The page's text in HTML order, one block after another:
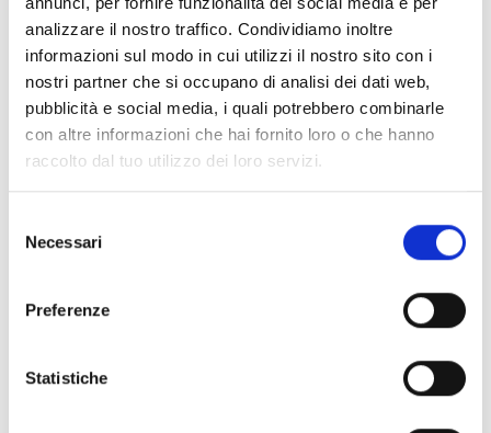
analizzare il nostro traffico. Condividiamo inoltre
informazioni sul modo in cui utilizzi il nostro sito con i
nostri partner che si occupano di analisi dei dati web,
pubblicità e social media, i quali potrebbero combinarle
con altre informazioni che hai fornito loro o che hanno
raccolto dal tuo utilizzo dei loro servizi.
delNecessari
Preferenze
Statistiche
Registrazione:necessaria entro le ore 12.00 del
giorno precedente
Luogo di ritrovo:Coop. Frutt. Juval
Luogo dell'evento
- Castelbello-Ciardes
Organizzatore
Via Statale 4A
www.kastelbell-tschars.com